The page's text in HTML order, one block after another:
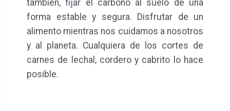
también, fijar el carbono al suelo de una
forma estable y segura. Disfrutar de un
alimento mientras nos cuidamos a nosotros
y al planeta. Cualquiera de los cortes de
carnes de lechal, cordero y cabrito lo hace
posible.